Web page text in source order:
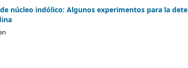
núcleo indólico: Algunos experimentos para la